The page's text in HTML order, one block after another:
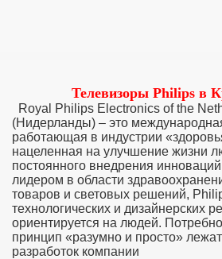
Телевизоры Philips в
Royal Philips Electronics of the
(Нидерланды) – это
работающая в индустрии
нацеленная на улучшение жизни
постоянного внедрения
лидером в области
товаров и световых решений,
технологических и дизайнерских
ориентируется на людей.
принцип «разумно и просто»
разработок компании